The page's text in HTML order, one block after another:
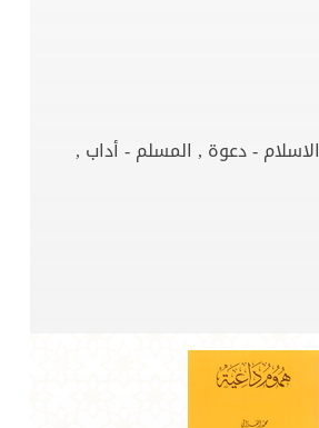
- دعوة , المسلم - أداب ,